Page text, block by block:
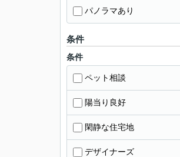
パノラマあり
条件
条件
ペット相談
陽当り良好
閑静な住宅地
デザイナーズ